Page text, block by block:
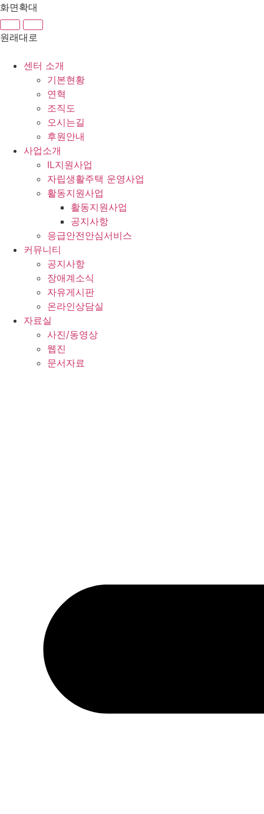
콘
텐
츠
화면확대
원래대로
센터 소개
기본현황
연혁
조직도
오시는길
후원안내
사업소개
IL지원사업
자립생활주택 운영사업
활동지원사업
활동지원사업
공지사항
응급안전안심서비스
커뮤니티
공지사항
장애계소식
자유게시판
온라인상담실
자료실
사진/동영상
웹진
문서자료